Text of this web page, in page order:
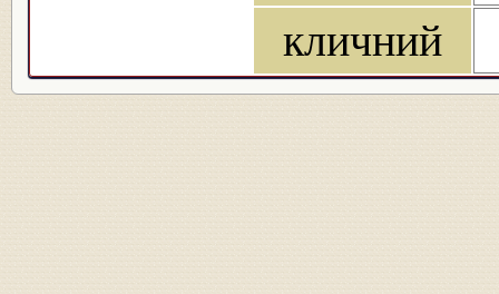
кличний